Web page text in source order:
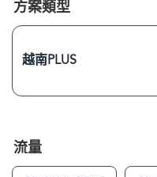
方案類型
越南PLUS
流量